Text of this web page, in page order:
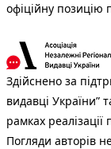
офіційну позицію
Здійснено за
видавці
рамках
Погляди авторів